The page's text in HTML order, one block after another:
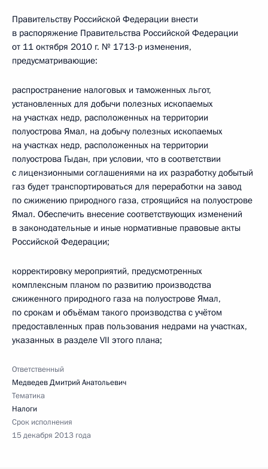
Правительству Российской Федерации внести
в распоряжение Правительства Российской Федерации
от 11 октября 2010 г. № 1713-р изменения,
предусматривающие:
распространение налоговых и таможенных льгот,
установленных для добычи полезных ископаемых
на участках недр, расположенных на территории
полуострова Ямал, на добычу полезных ископаемых
на участках недр, расположенных на территории
полуострова Гыдан, при условии, что в соответствии
с лицензионными соглашениями на их разработку добытый
газ будет транспортироваться для переработки на завод
по сжижению природного газа, строящийся на полуострове
Ямал. Обеспечить внесение соответствующих изменений
в законодательные и иные нормативные правовые акты
Российской Федерации;
корректировку мероприятий, предусмотренных
комплексным планом по развитию производства
сжиженного природного газа на полуострове Ямал,
по срокам и объёмам такого производства с учётом
предоставленных прав пользования недрами на участках,
указанных в разделе VII этого плана;
Ответственный
Медведев Дмитрий Анатольевич
Тематика
Налоги
Срок исполнения
15 декабря 2013 года